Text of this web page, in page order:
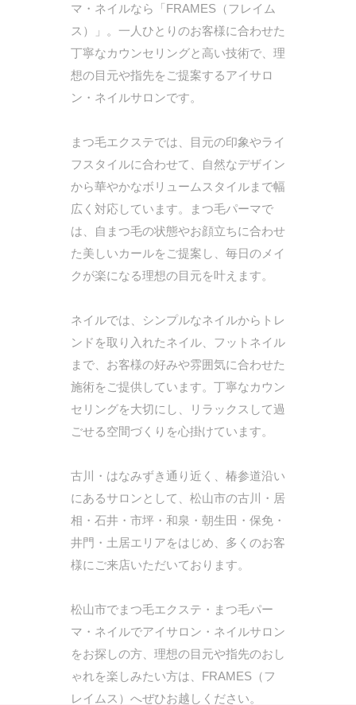
マ・ネイルなら「FRAMES（フレイム
ス）」。一人ひとりのお客様に合わせた
丁寧なカウンセリングと高い技術で、理
想の目元や指先をご提案するアイサロ
ン・ネイルサロンです。
まつ毛エクステでは、目元の印象やライ
フスタイルに合わせて、自然なデザイン
から華やかなボリュームスタイルまで幅
広く対応しています。まつ毛パーマで
は、自まつ毛の状態やお顔立ちに合わせ
た美しいカールをご提案し、毎日のメイ
クが楽になる理想の目元を叶えます。
ネイルでは、シンプルなネイルからトレ
ンドを取り入れたネイル、フットネイル
まで、お客様の好みや雰囲気に合わせた
施術をご提供しています。丁寧なカウン
セリングを大切にし、リラックスして過
ごせる空間づくりを心掛けています。
古川・はなみずき通り近く、椿参道沿い
にあるサロンとして、松山市の古川・居
相・石井・市坪・和泉・朝生田・保免・
井門・土居エリアをはじめ、多くのお客
様にご来店いただいております。
松山市でまつ毛エクステ・まつ毛パー
マ・ネイルでアイサロン・ネイルサロン
をお探しの方、理想の目元や指先のおし
ゃれを楽しみたい方は、FRAMES（フ
レイムス）へぜひお越しください。